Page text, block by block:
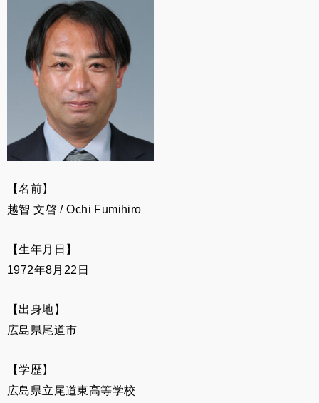
【名前】
越智 文啓 / Ochi Fumihiro
【生年月日】
1972年8月22日
【出身地】
広島県尾道市
【学歴】
広島県立尾道東高等学校